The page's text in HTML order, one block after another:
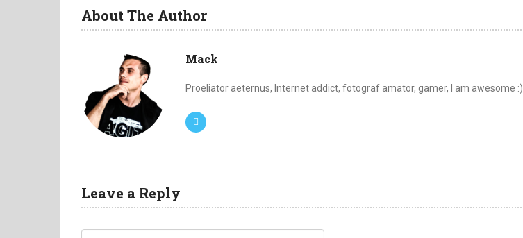
About The Author
Mack
Proeliator aeternus, Internet addict, fotograf amator, gamer, I am awesome :)
Leave a Reply